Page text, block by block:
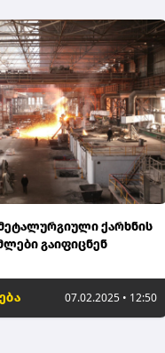
ქარხნის
გაიფიცნენ
07.02.2025 • 12:50